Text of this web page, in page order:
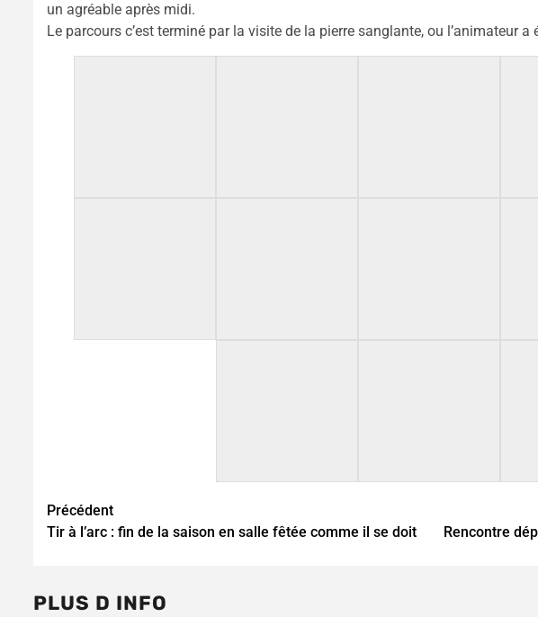
un agréable après midi.
Le parcours c’est terminé par la visite de la pierre sanglante, ou l’animateur a
Continue
Reading
Précédent
Tir à l’arc : fin de la saison en salle fêtée comme il se doit
Rencontre
PLUS D INFO